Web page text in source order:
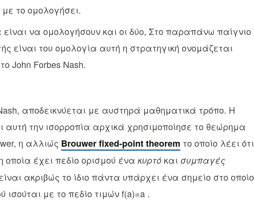
το ομολογήσει.
να ομολογήσουν και οι δύο, Στο παραπάνω παίγνιο
είναι του ομολογία αυτή η στρατηγική ονομάζεται
John Forbes Nash.
αποδεικνύεται με αυστηρά μαθηματικά τρόπο. H
αυτή την ισορροπία αρχικά χρησιμοποίησε το θεώρημα
η αλλιώς Brouwer fixed-point theorem το οποίο λέει ότι
έχει πεδίο ορισμού ένα κυρτόκαι συμπαγές
ακριβώς το ίδιο πάντα υπάρχει ένα σημείο στο οποίο
ισούται με το πεδίο τιμών f(a)=a .